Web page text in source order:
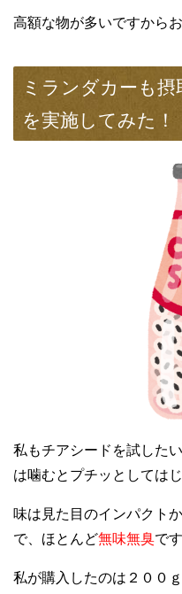
高額な物が多いですから
ミランダカーも
を実施してみた！
私もチアシードを試した
は噛むとプチッとしては
味は見た目のインパクト
で、ほとんど無味無臭です
私が購入したのは２００